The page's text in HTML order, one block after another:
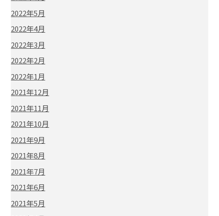
2022年5月
2022年4月
2022年3月
2022年2月
2022年1月
2021年12月
2021年11月
2021年10月
2021年9月
2021年8月
2021年7月
2021年6月
2021年5月